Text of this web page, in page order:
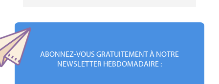
ABONNEZ-VOUS GRATUITEMENT À NOTRE
NEWSLETTER HEBDOMADAIRE :